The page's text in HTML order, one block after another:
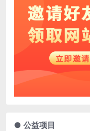
● 公益项目